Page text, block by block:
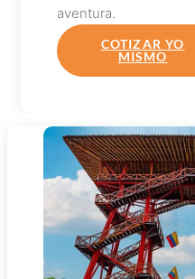
aventura.
COTIZAR YO
MISMO